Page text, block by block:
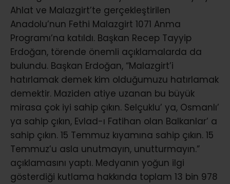
Ahlat ve Malazgirt’te gerçekleştirilen
Anadolu’nun Fethi Malazgirt 1071 Anma
Programı’na katıldı. Başkan Recep Tayyip
Erdoğan, törende önemli açıklamalarda da
bulundu. Başkan Erdoğan, “Malazgirt’i
hatırlamak demek kim olduğumuzu hatırlamak
demektir. Maziden atiye uzanan bu büyük
mirasa çok iyi sahip çıkın. Selçuklu’ ya, Osmanlı’
ya sahip çıkın, Evlad-ı Fatihan olan Balkanlar’ a
sahip çıkın. 15 Temmuz kıyamına sahip çıkın. 15
Temmuz’u asla unutmayın, unutturmayın.”
açıklamasını yaptı. Medyanın yoğun ilgi
gösterdiği kutlama hakkında toplam 13 bin 978